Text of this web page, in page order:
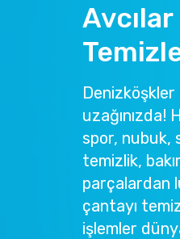
Denizköşkler
uzağınızda!
spor, nubuk,
temizlik,
parçalardan
çantayı
işlemler